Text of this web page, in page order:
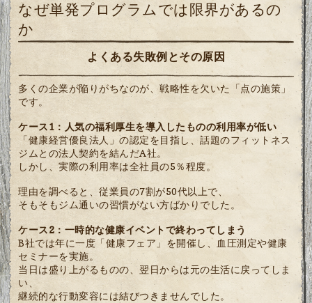
なぜ単発プログラムでは限界があるの
か
よくある失敗例とその原因
多くの企業が陥りがちなのが、戦略性を欠いた「点の施策」
です。
ケース1：人気の福利厚生を導入したものの利用率が低い
「健康経営優良法人」の認定を目指し、話題のフィットネス
ジムとの法人契約を結んだA社。
しかし、実際の利用率は全社員の5％程度。
理由を調べると、従業員の7割が50代以上で、
そもそもジム通いの習慣がない方ばかりでした。
ケース2：一時的な健康イベントで終わってしまう
B社では年に一度「健康フェア」を開催し、血圧測定や健康
セミナーを実施。
当日は盛り上がるものの、翌日からは元の生活に戻ってしま
い、
継続的な行動変容には結びつきませんでした。